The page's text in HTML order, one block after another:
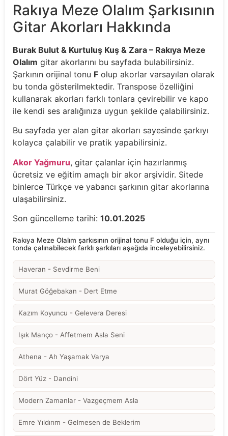
Rakıya Meze Olalım Şarkısının
Gitar Akorları Hakkında
Burak Bulut & Kurtuluş Kuş & Zara – Rakıya Meze
Olalım gitar akorlarını bu sayfada bulabilirsiniz.
Şarkının orijinal tonu F olup akorlar varsayılan olarak
bu tonda gösterilmektedir. Transpose özelliğini
kullanarak akorları farklı tonlara çevirebilir ve kapo
ile kendi ses aralığınıza uygun şekilde çalabilirsiniz.
Bu sayfada yer alan gitar akorları sayesinde şarkıyı
kolayca çalabilir ve pratik yapabilirsiniz.
Akor Yağmuru, gitar çalanlar için hazırlanmış
ücretsiz ve eğitim amaçlı bir akor arşividir. Sitede
binlerce Türkçe ve yabancı şarkının gitar akorlarına
ulaşabilirsiniz.
Son güncelleme tarihi: 10.01.2025
Rakıya Meze Olalım şarkısının orijinal tonu F olduğu için, aynı
tonda çalınabilecek farklı şarkıları aşağıda inceleyebilirsiniz.
Haveran - Sevdirme Beni
Murat Göğebakan - Dert Etme
Kazım Koyuncu - Gelevera Deresi
Işık Manço - Affetmem Asla Seni
Athena - Ah Yaşamak Varya
Dört Yüz - Dandini
Modern Zamanlar - Vazgeçmem Asla
Emre Yıldırım - Gelmesen de Beklerim